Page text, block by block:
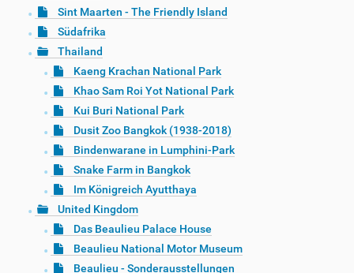
Sint Maarten - The Friendly Island
Südafrika
Thailand
Kaeng Krachan National Park
Khao Sam Roi Yot National Park
Kui Buri National Park
Dusit Zoo Bangkok (1938-2018)
Bindenwarane in Lumphini-Park
Snake Farm in Bangkok
Im Königreich Ayutthaya
United Kingdom
Das Beaulieu Palace House
Beaulieu National Motor Museum
Beaulieu - Sonderausstellungen